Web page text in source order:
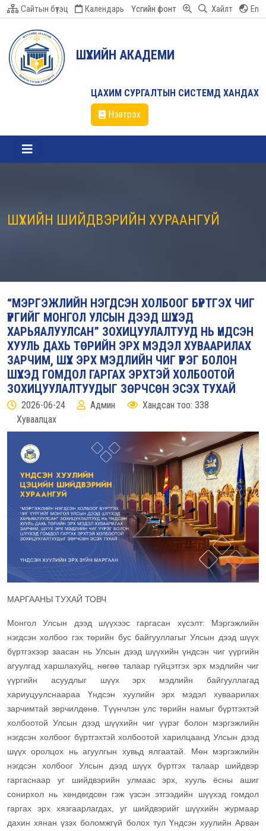
Сайтын бүтэц Календарь Үсгийн фонт Хайлт En
ШҮҮХИЙН АКАДЕМИ
ЦАХИМ СУРГАЛТЫН СИСТЕМД ХАНДАХ
Нэвтрэх
ШҮҮХИЙН ШИЙДВЭРИЙН ХУРААНГУЙ
“МЭРГЭЖЛИЙН НЭГДСЭН ХОЛБООГ БҮРТГЭХ ЧИГ
ҮҮРГИЙГ МОНГОЛ УЛСЫН ДЭЭД ШҮҮХЭД
ХАРЬЯАЛУУЛСАН” ЗОХИЦУУЛАЛТУУД НЬ ҮНДСЭН
ХУУЛЬ ДАХЬ ТӨРИЙН ЭРХ МЭДЭЛ ХУВААРИЛАХ
ЗАРЧИМ, ШҮҮХ ЭРХ МЭДЛИЙН ЧИГ ҮҮРЭГ БОЛОН
ШҮҮХЭД ГОМДОЛ ГАРГАХ ЭРХТЭЙ ХОЛБООТОЙ
ЗОХИЦУУЛАЛТУУДЫГ ЗӨРЧСӨН ЭСЭХ ТУХАЙ
2026-06-24 Админ
Хандсан тоо: 338
Хуваалцах
МАРГААНЫ ТУХАЙ ТОВЧ
Монгол Улсын дээд шүүхээс гаргасан хүсэлт: Мэргэжлийн
нэгдсэн холбоо гэх төрийн бус байгууллагыг Улсын дээд шүүх
бүртгэхээр заасан нь Улсын дээд шүүхийн үндсэн чиг үүргийн
агуулгад харшлахуйц, нөгөө талаар гүйцэтгэх эрх мэдлийн чиг
үүргийн асуудлыг шүүх эрх мэдлийн байгууллагад
хариуцуулснаараа Үндсэн хуулийн эрх мэдэл хуваарилах
зарчимтай зөрчилдөнө. Түүнчлэн улс төрийн намыг бүртгэхтэй
холбоотой Улсын дээд шүүхийн чиг үүрэг болон мэргэжлийн
нэгдсэн холбоог бүртгэхтэй холбоотой харилцаанд Улсын дээд
шүүх оролцох нь агуулгын хувьд ялгаатай. Мөн мэргэжлийн
нэгдсэн холбоог Улсын дээд шүүх бүртгэх талаар шийдвэр
гаргаснаар уг шийдвэрийн улмаас эрх, хууль ёсны ашиг
сонирхол нь хөндөгдсөн гэж үзсэн этгээдийн шүүхэд гомдол
гаргах эрх хязгаарлагдах, уг шийдвэрийг шүүхийн журмаар
дахин хянан үзэх боломжгүй болох тул Үндсэн хуулийн Арван